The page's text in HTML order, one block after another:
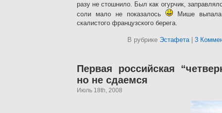
разу не стошнило. Был как огурчик,
соли мало не показалось
Мише выпала
скалистого французского берега.
В рубрике Эстафета| 3
Первая российская
но не сдаемся
Июль 18th, 2008